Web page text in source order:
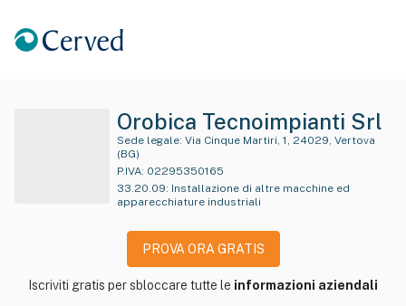
Orobica Tecnoimpianti Srl
Sede legale:
(BG)
P.IVA: 02295350165
33.20.09: Installazione di altre macchine ed
apparecchiature industriali
PROVA ORA GRATIS
Iscriviti gratis per sbloccare tutte le informazioni aziendali